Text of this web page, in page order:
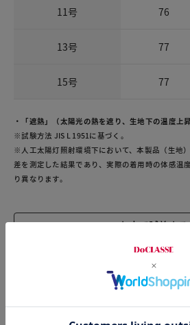
11号 76
13号 77
15号 77
・「遮熱」（太陽光の熱を遮り、生地下の温度上
※試験方法 JIS L 1951に基づく。
※人工太陽灯照射環境下において、本製品（生地
差を測定した結果であり、実際の着用時の体感温
り異なります。
お店で試着する
Check the recommended size